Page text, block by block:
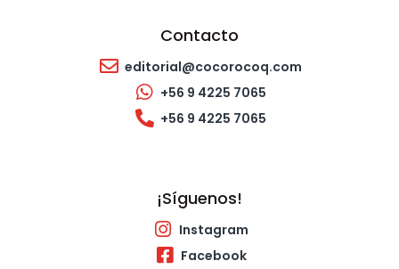
Contacto
editorial@cocorocoq.com
+56 9 4225 7065
+56 9 4225 7065
¡Síguenos!
Instagram
Facebook